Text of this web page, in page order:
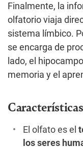
Finalmente, la
olfatorio viaja
sistema límbico.
se encarga de
lado, el
memoria y el
El olfato es el
los seres